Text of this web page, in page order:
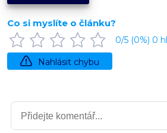
Co si myslíte o článku?
0/5 (0%) 0
Nahlásit chybu